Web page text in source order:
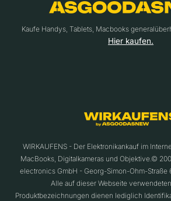
Kaufe Handys, Tablets, Macbooks
Hier kaufen.
WIRKAUFENS - Der Elektronikankauf im
MacBooks, Digitalkameras und Objektive.©
electronics GmbH - Georg-Simon-Ohm-Straße
Alle auf dieser Webseite
Produktbezeichnungen dienen lediglich